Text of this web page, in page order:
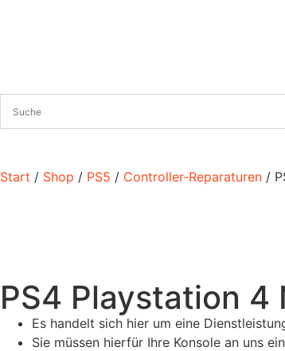
Start / Shop / PS5 / Controller-Reparaturen /
PS4 Playstation 4
Es handelt sich hier um eine
Sie müssen hierfür Ihre Konsole an uns